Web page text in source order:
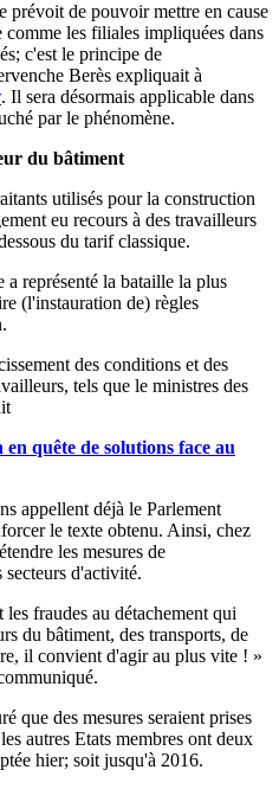
prévoit de pouvoir mettre en cause
comme les filiales impliquées dans
c'est le principe de
Berès expliquait à
. Il sera désormais applicable dans
par le phénomène.
du bâtiment
utilisés pour la construction
eu recours à des travailleurs
du tarif classique.
représenté la bataille la plus
(l'instauration de) règles
des conditions et des
tels que le ministres des
quête de solutions face au
appellent déjà le Parlement
le texte obtenu. Ainsi, chez
les mesures de
secteurs d'activité.
fraudes au détachement qui
du bâtiment, des transports, de
il convient d'agir au plus vite ! »
que des mesures seraient prises
autres Etats membres ont deux
hier; soit jusqu'à 2016.